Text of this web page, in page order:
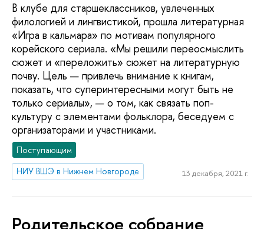
В клубе для старшеклассников, увлеченных
филологией и лингвистикой, прошла литературная
«Игра в кальмара» по мотивам популярного
корейского сериала. «Мы решили переосмыслить
сюжет и «переложить» сюжет на литературную
почву. Цель — привлечь внимание к книгам,
показать, что суперинтересными могут быть не
только сериалы», — о том, как связать поп-
культуру с элементами фольклора, беседуем с
организаторами и участниками.
Поступающим
НИУ ВШЭ в Нижнем Новгороде
13 декабря, 2021 г.
Родительское собрание